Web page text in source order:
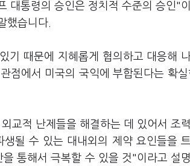
대통령의 승인은 정치적 수준의 승인"
했습니다.
기 때문에 지혜롭게 협의하고 대응해
점에서 미국의 국익에 부합된다는 확실
교적 난제들을 해결하는 데 있어서 조
될 수 있는 대내외의 제약 요인들을
통해서 극복할 수 있을 것"이라고 설